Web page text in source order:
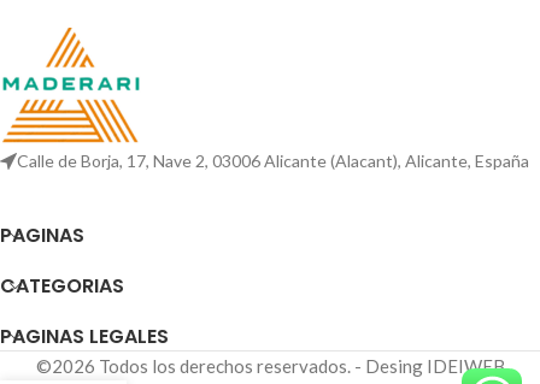
Calle de Borja, 17, Nave 2, 03006 Alicante (Alacant), Alicante, España
PAGINAS
CATEGORIAS
PAGINAS LEGALES
©2026 Todos los derechos reservados. - Desing IDEIWEB